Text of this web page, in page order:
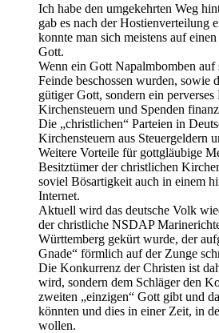
Ich habe den umgekehrten Weg
gab es nach der Hostienverteilung
konnte man sich meistens auf
Gott.
Wenn ein Gott Napalmbomben auf
Feinde beschossen wurden, sowie
gütiger Gott, sondern ein
Kirchensteuern und Spenden
Die „christlichen“ Parteien in
Kirchensteuern aus Steuergeldern
Weitere Vorteile für gottgläubige
Besitztümer der christlichen
soviel Bösartigkeit auch in einem
Internet.
Aktuell wird das deutsche Volk
der christliche NSDAP
Württemberg gekürt wurde, der
Gnade“ förmlich auf der Zunge
Die Konkurrenz der Christen ist
wird, sondern dem Schläger den
zweiten „einzigen“ Gott gibt und
könnten und dies in einer Zeit, in
wollen.